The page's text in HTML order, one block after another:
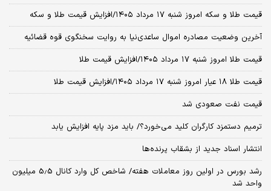
قیمت طلا و سکه امروز شنبه ۱۷ مرداد ۱۴۰۵/افزایش قیمت طلا و سکه
آخرین وضعیت مصادره اموال ساعدی‌نیا به روایت سخنگوی قوه قضائیه
قیمت طلا امروز شنبه ۱۷ مرداد ۱۴۰۵/افزایش قیمت طلا
قیمت طلا ۱۸ عیار امروز شنبه ۱۷ مرداد ۱۴۰۵/افزایش قیمت طلا
قیمت نفت صعودی شد
ترمیم دستمزد کارگران کلید می‌خورد؟/ باید مزد پایه افزایش یابد
انتشار اسناد جدید از بشقاب پرنده‌ها
رشد بورس در اولین روز معاملات هفته/ شاخص کل وارد کانال 5.5 میلیون
واحد شد